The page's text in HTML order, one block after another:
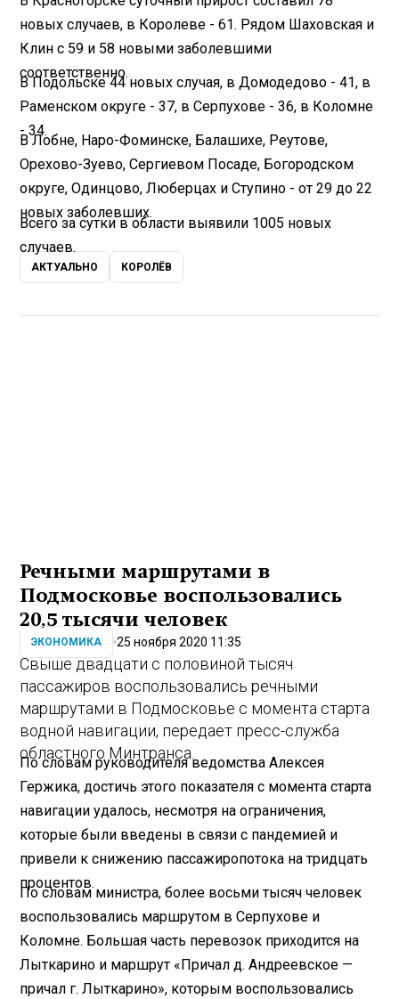
новых случаев, в Королеве - 61. Рядом Шаховская и
Клин с 59 и 58 новыми заболевшими
соответственно.
В Подольске 44 новых случая, в Домодедово - 41, в
Раменском округе - 37, в Серпухове - 36, в Коломне
- 34.
В Лобне, Наро-Фоминске, Балашихе, Реутове,
Орехово-Зуево, Сергиевом Посаде, Богородском
округе, Одинцово, Люберцах и Ступино - от 29 до 22
новых заболевших.
Всего за сутки в области выявили 1005 новых
случаев.
АКТУАЛЬНО КОРОЛЁВ
Речными маршрутами в
Подмосковье воспользовались
20,5 тысячи человек
ЭКОНОМИКА 25 ноября 2020 11:35
Свыше двадцати с половиной тысяч
пассажиров воспользовались речными
маршрутами в Подмосковье с момента старта
водной навигации, передает пресс-служба
областного Минтранса.
По словам руководителя ведомства Алексея
Гержика, достичь этого показателя с момента старта
навигации удалось, несмотря на ограничения,
которые были введены в связи с пандемией и
привели к снижению пассажиропотока на тридцать
процентов.
По словам министра, более восьми тысяч человек
воспользовались маршрутом в Серпухове и
Коломне. Большая часть перевозок приходится на
Лыткарино и маршрут «Причал д. Андреевское —
причал г. Лыткарино», которым воспользовались